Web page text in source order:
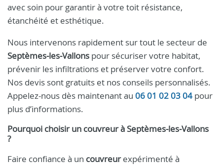
avec soin pour garantir à votre toit résistance,
étanchéité et esthétique.
Nous intervenons rapidement sur tout le secteur de
Septèmes‑les‑Vallons pour sécuriser votre habitat,
prévenir les infiltrations et préserver votre confort.
Nos devis sont gratuits et nos conseils personnalisés.
Appelez-nous dès maintenant au 06 01 02 03 04 pour
plus d’informations.
Pourquoi choisir un couvreur à Septèmes‑les‑Vallons
?
Faire confiance à un couvreurexpérimenté à